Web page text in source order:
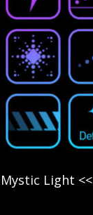
Light <<